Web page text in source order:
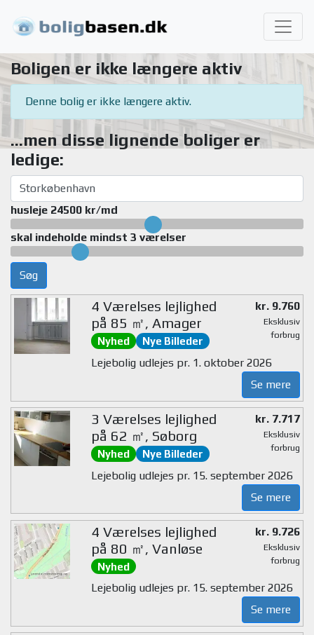
Boligen er ikke længere aktiv
Denne bolig er ikke længere aktiv.
...men disse lignende boliger er
ledige:
husleje 24500 kr/md
skal indeholde mindst 3 værelser
Søg
4 Værelses lejlighed
på 85 ㎡, Amager
Nyhed Nye Billeder
kr. 9.760
Eksklusiv
forbrug
Lejebolig udlejes pr. 1. oktober 2026
Se mere
3 Værelses lejlighed
på 62 ㎡, Søborg
Nyhed Nye Billeder
kr. 7.717
Eksklusiv
forbrug
Lejebolig udlejes pr. 15. september 2026
Se mere
4 Værelses lejlighed
på 80 ㎡, Vanløse
Nyhed
kr. 9.726
Eksklusiv
forbrug
Lejebolig udlejes pr. 15. september 2026
Se mere